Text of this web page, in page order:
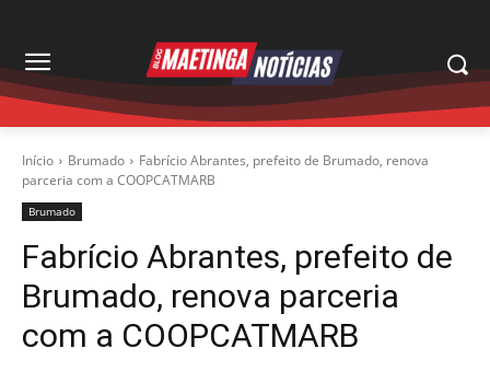
Início Brumado
Fabrício Abrantes, prefeito de Brumado, renova
parceria com a COOPCATMARB
Brumado
Fabrício Abrantes, prefeito de
Brumado, renova parceria
com a COOPCATMARB